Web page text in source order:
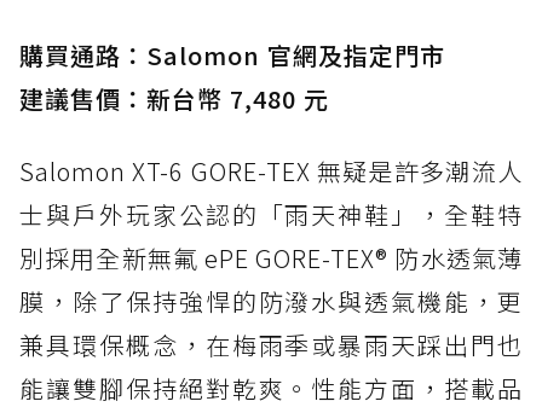
購買通路：Salomon 官網及指定門市
建議售價：新台幣 7,480 元
Salomon XT-6 GORE-TEX 無疑是許多潮流人
士與戶外玩家公認的「雨天神鞋」，全鞋特
別採用全新無氟 ePE GORE-TEX® 防水透氣薄
膜，除了保持強悍的防潑水與透氣機能，更
兼具環保概念，在梅雨季或暴雨天踩出門也
能讓雙腳保持絕對乾爽。性能方面，搭載品